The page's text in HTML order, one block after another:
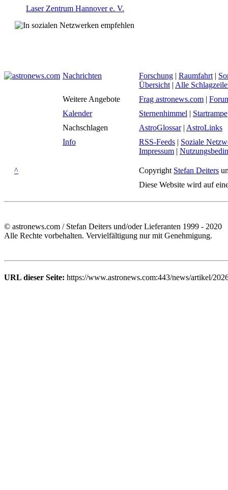
Laser Zentrum Hannover e. V.
Nachrichten Forschung | Raumfahrt |
Übersicht | Alle
Weitere Angebote
Frag astronews.com |
Kalender
Sternenhimmel | Startrampe
Nachschlagen
AstroGlossar| AstroLinks
Info
RSS-Feeds | Soziale
Impressum |
^ Copyright Stefan Deiters
Diese Website wird auf
© astronews.com / Stefan Deiters und/oder Lieferanten 1999 - 2020
Alle Rechte vorbehalten. Vervielfältigung nur mit Genehmigung.
URL dieser Seite: https://www.astronews.com:443/news/artikel/